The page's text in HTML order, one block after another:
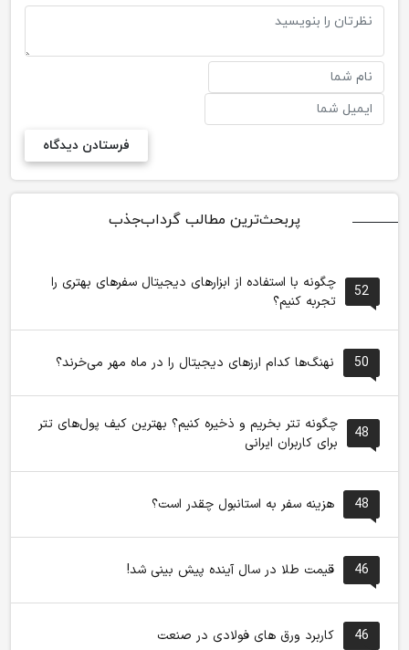
پربحث‌ترین مطالب گرداب‌جذب
52
چگونه با استفاده از ابزارهای دیجیتال سفرهای بهتری را
تجربه کنیم؟
50 نهنگ‌ها کدام ارزهای دیجیتال را در ماه مهر می‌خرند؟
48
چگونه تتر بخریم و ذخیره کنیم؟ بهترین کیف پول‌های تتر
برای کاربران ایرانی
48 هزینه سفر به استانبول چقدر است؟
46 قیمت طلا در سال آینده پیش بینی شد!
46 کاربرد ورق های فولادی در صنعت